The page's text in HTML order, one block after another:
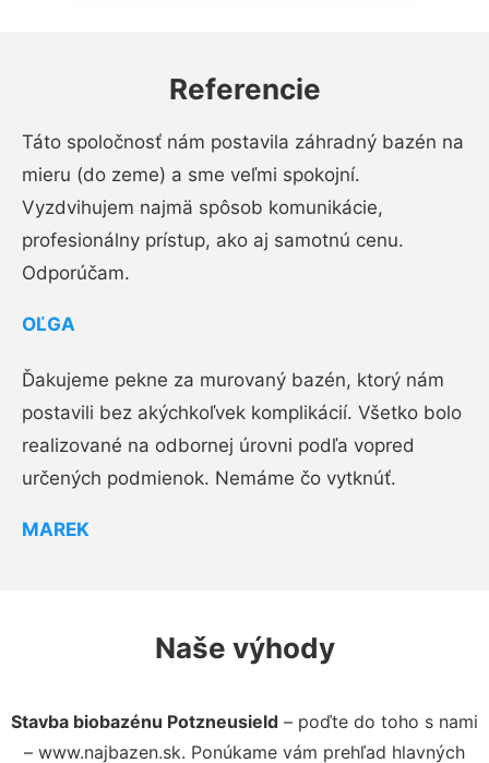
Referencie
Táto spoločnosť nám postavila záhradný bazén na
mieru (do zeme) a sme veľmi spokojní.
Vyzdvihujem najmä spôsob komunikácie,
profesionálny prístup, ako aj samotnú cenu.
Odporúčam.
OĽGA
Ďakujeme pekne za murovaný bazén, ktorý nám
postavili bez akýchkoľvek komplikácií. Všetko bolo
realizované na odbornej úrovni podľa vopred
určených podmienok. Nemáme čo vytknúť.
MAREK
Naše výhody
Stavba biobazénu Potzneusield – poďte do toho s nami
– www.najbazen.sk. Ponúkame vám prehľad hlavných